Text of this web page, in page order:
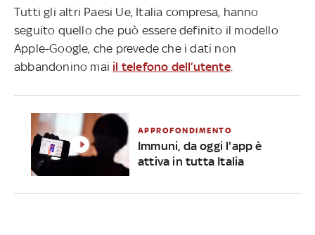
Tutti gli altri Paesi Ue, Italia compresa, hanno
seguito quello che può essere definito il modello
Apple-Google, che prevede che i dati non
abbandonino mai il telefono dell’utente.
APPROFONDIMENTO
Immuni, da oggi l'app è
attiva in tutta Italia